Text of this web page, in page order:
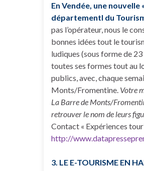
En Vendée, une
départementl du
pas l’opérateur, nous le
bonnes idées tout le
ludiques (sous forme de
toutes ses formes tout au
publics, avec, chaque
Monts/Fromentine. Votre
La Barre de Monts/
retrouver le nom de leurs
Contact « Expériences
http://
3. LE E-TOURISME EN